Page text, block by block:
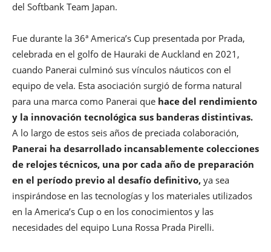
del Softbank Team Japan.
Fue durante la 36ª America’s Cup presentada por Prada,
celebrada en el golfo de Hauraki de Auckland en 2021,
cuando Panerai culminó sus vínculos náuticos con el
equipo de vela. Esta asociación surgió de forma natural
para una marca como Panerai que hace del rendimiento
y la innovación tecnológica sus banderas distintivas.
A lo largo de estos seis años de preciada colaboración,
Panerai ha desarrollado incansablemente colecciones
de relojes técnicos, una por cada año de preparación
en el período previo al desafío definitivo, ya sea
inspirándose en las tecnologías y los materiales utilizados
en la America’s Cup o en los conocimientos y las
necesidades del equipo Luna Rossa Prada Pirelli.